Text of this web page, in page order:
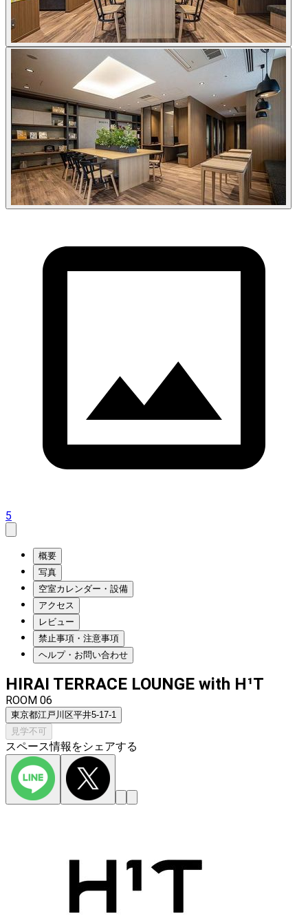
5
概要
写真
空室カレンダー・設備
アクセス
レビュー
禁止事項・注意事項
ヘルプ・お問い合わせ
HIRAI TERRACE LOUNGE with H¹T
ROOM 06
東京都江戸川区平井5‐17-1
見学不可
スペース情報をシェアする